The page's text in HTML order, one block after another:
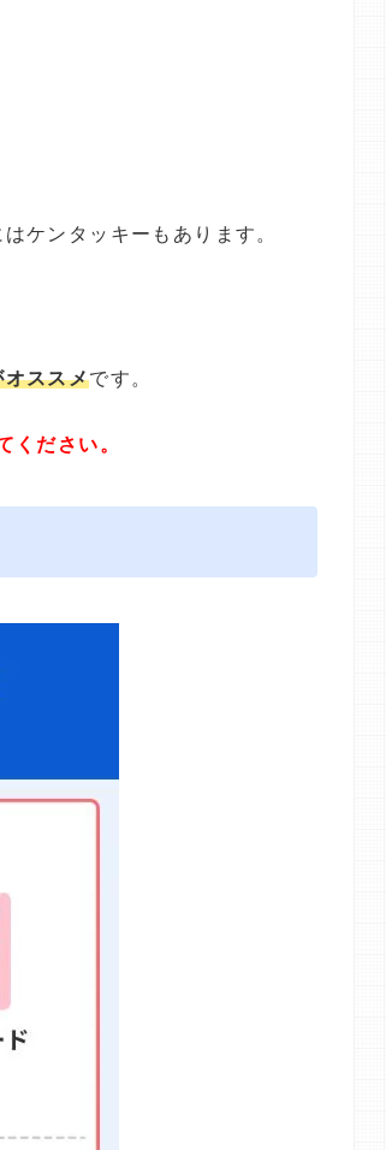
ケンタッキーもあります。
オススメです。
ください。